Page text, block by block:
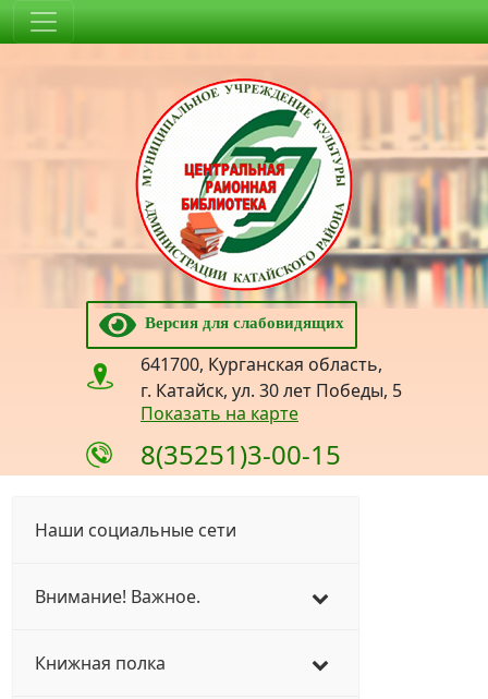
Версия для слабовидящих
641700, Курганская область,
г. Катайск, ул. 30 лет Победы, 5
Показать на карте
8(35251)3-00-15
Наши социальные сети
Внимание! Важное.
Книжная полка